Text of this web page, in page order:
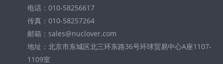
电话：010-58256617
传真：010-58257264
邮箱：sales@nuclover.com
地址：北京市东城区北三环东路36号环球贸易中心A座1107-
1109室